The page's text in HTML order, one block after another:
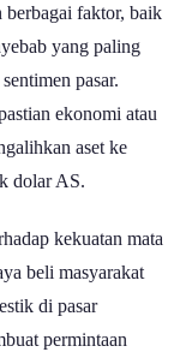
berbagai faktor, baik
yang paling
pasar.
ekonomi atau
aset ke
dolar AS.
kekuatan mata
beli masyarakat
di pasar
permintaan